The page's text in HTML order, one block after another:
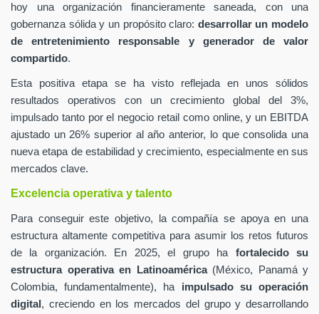
hoy una organización financieramente saneada, con una
gobernanza sólida y un propósito claro: desarrollar un modelo
de entretenimiento responsable y generador de valor
compartido.
Esta positiva etapa se ha visto reflejada en unos sólidos
resultados operativos con un crecimiento global del 3%,
impulsado tanto por el negocio retail como online, y un EBITDA
ajustado un 26% superior al año anterior, lo que consolida una
nueva etapa de estabilidad y crecimiento, especialmente en sus
mercados clave.
Excelencia operativa y talento
Para conseguir este objetivo, la compañía se apoya en una
estructura altamente competitiva para asumir los retos futuros
de la organización. En 2025, el grupo ha fortalecido su
estructura operativa en Latinoamérica(México, Panamá y
Colombia, fundamentalmente), ha impulsado su operación
digital , creciendo en los mercados del grupo y desarrollando